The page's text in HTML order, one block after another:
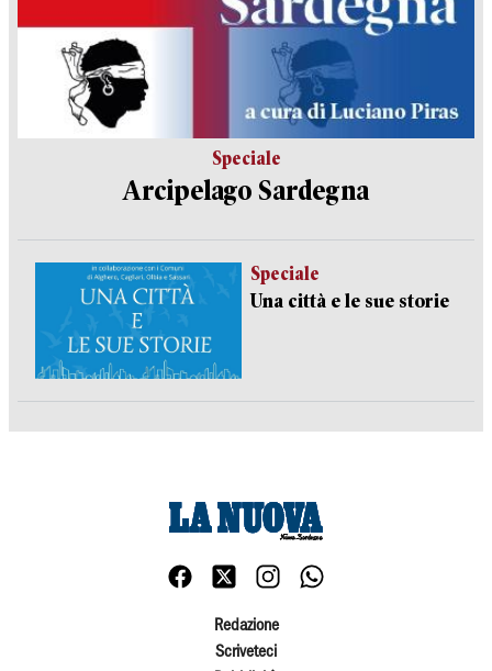
Speciale
Arcipelago Sardegna
Speciale
Una città e le sue storie
Redazione
Scriveteci